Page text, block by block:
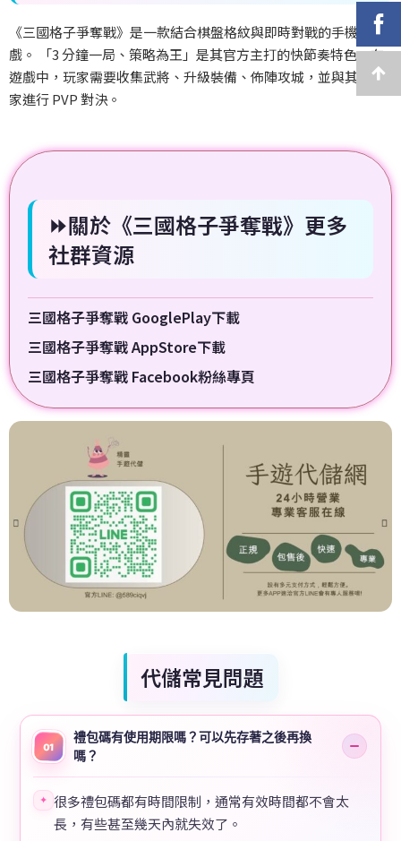
《三國格子爭奪戰》是一款結合棋盤格紋與即時對戰的手機遊
戲。
「3分鐘一局、策略為王」是其官方主打的快節奏特色。在
遊戲中，玩家需要收集武將、升級裝備、佈陣攻城，並與其他玩
家進行 PVP對決。
⏩關於《三國格子爭奪戰》更多
社群資源
三國格子爭奪戰 GooglePlay下載
三國格子爭奪戰 AppStore下載
三國格子爭奪戰 Facebook粉絲專頁
代儲常見問題
01
禮包碼有使用期限嗎？可以先存著之後再換
嗎？
✦ 很多禮包碼都有時間限制，通常有效時間都不會太
長，有些甚至幾天內就失效了。